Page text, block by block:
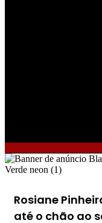
Rosiane
até o chão ao